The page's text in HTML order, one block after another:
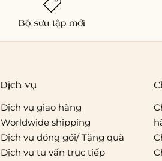
Bộ sưu tập mới
Dịch vụ
Dịch vụ giao hàng
Worldwide shipping
Dịch vụ đóng gói/ Tặng quà
Dịch vụ tư vấn trực tiếp